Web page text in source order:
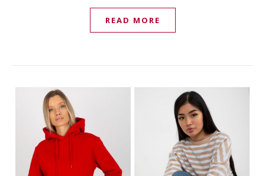
READ MORE